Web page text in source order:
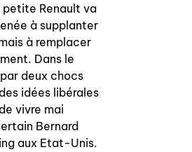
petite Renault va
à supplanter
à remplacer
Dans le
deux chocs
idées libérales
vivre mai
Bernard
aux Etat-Unis.